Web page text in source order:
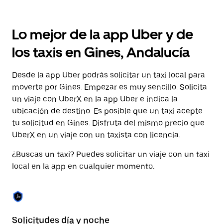
abrir
el
calendario
y
una
fecha.
Pulsa
el
botón
de
escape
para
el
calendario.
Lo mejor de la app Uber y de
los taxis en Gines, Andalucía
Desde la app Uber podrás solicitar un taxi local para
moverte por Gines. Empezar es muy sencillo. Solicita
un viaje con UberX en la app Uber e indica la
ubicación de destino. Es posible que un taxi acepte
tu solicitud en Gines. Disfruta del mismo precio que
UberX en un viaje con un taxista con licencia.
¿Buscas un taxi? Puedes solicitar un viaje con un taxi
local en la app en cualquier momento.
Solicitudes día y noche